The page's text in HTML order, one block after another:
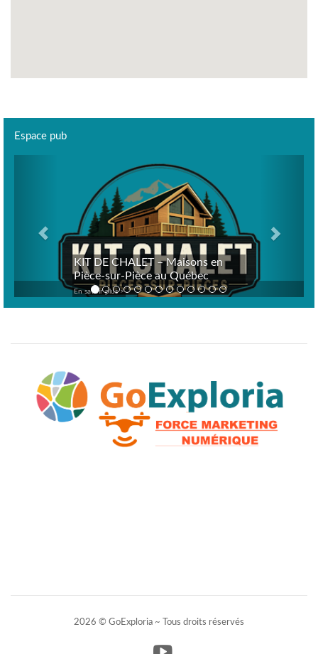
Espace pub
KIT DE CHALET – Maisons en
Pièce-sur-Pièce au Québec
En savoir plus >
2026 © GoExploria ~ Tous droits réservés